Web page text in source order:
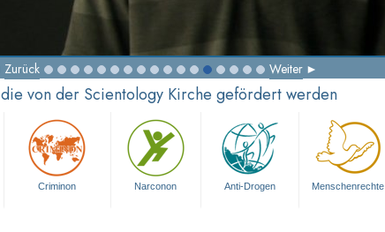
Zurück Weiter
die von der Scientology Kirche gefördert werden
Criminon Narconon Anti-Drogen Menschenrechte